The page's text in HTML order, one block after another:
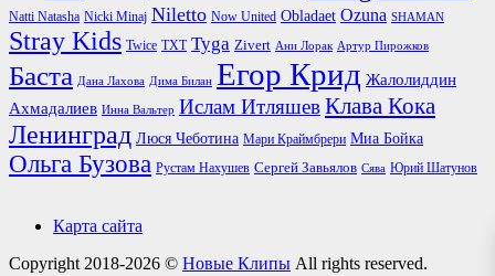
Natti Natasha Nicki Minaj Niletto Now United Obladaet Ozuna SHAMAN
Stray Kids Twice TXT Tyga Zivert Ани Лорак Артур Пирожков
Баста Дана Лахова Дима Билан Егор Крид Жалолиддин
Ахмадалиев Инна Вальтер Ислам ИтляшевКлава Кока
Ленинград Люся Чеботина Мари Краймбрери Миа Бойка
Ольга Бузова Рустам Нахушев Сергей Завьялов Сява Юрий Шатунов
Карта сайта
Copyright 2018-2026 © Новые Клипы All rights reserved.